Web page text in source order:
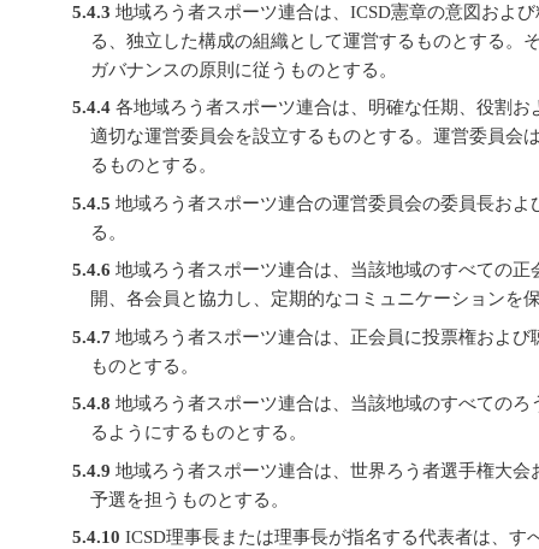
5.4.3 地域ろう者スポーツ連合は、ICSD憲章の意図およ
る、独立した構成の組織として運営するものとする。
ガバナンスの原則に従うものとする。
5.4.4 各地域ろう者スポーツ連合は、明確な任期、役割
適切な運営委員会を設立するものとする。運営委員会
るものとする。
5.4.5 地域ろう者スポーツ連合の運営委員会の委員長お
る。
5.4.6 地域ろう者スポーツ連合は、当該地域のすべての
開、各会員と協力し、定期的なコミュニケーションを
5.4.7 地域ろう者スポーツ連合は、正会員に投票権およ
ものとする。
5.4.8 地域ろう者スポーツ連合は、当該地域のすべての
るようにするものとする。
5.4.9 地域ろう者スポーツ連合は、世界ろう者選手権大
予選を担うものとする。
5.4.10 ICSD理事長または理事長が指名する代表者は、す